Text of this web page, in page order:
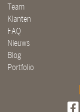
Team
Klanten
FAQ
Nieuws
Blog
Portfolio